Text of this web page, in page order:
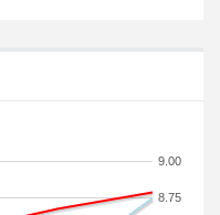
8.75
9.00